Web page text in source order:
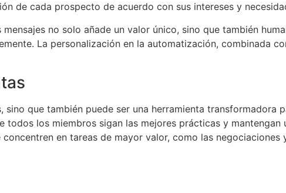
de cada prospecto de acuerdo con sus intereses y
no solo añade un valor único, sino que también
La personalización en la automatización, combinada
sino que también puede ser una herramienta
todos los miembros sigan las mejores prácticas y
en tareas de mayor valor, como las